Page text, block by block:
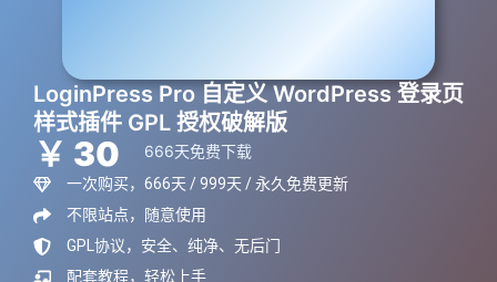
LoginPress Pro 自定义 WordPress 登录页
样式插件 GPL 授权破解版
￥ 30 666天免费下载
一次购买，666天 / 999天 / 永久免费更新
不限站点，随意使用
GPL协议，安全、纯净、无后门
配套教程，轻松上手